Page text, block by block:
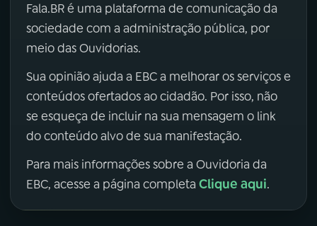
Fala.BR é uma plataforma de comunicação da
sociedade com a administração pública, por
meio das Ouvidorias.
Sua opinião ajuda a EBC a melhorar os serviços e
conteúdos ofertados ao cidadão. Por isso, não
se esqueça de incluir na sua mensagem o link
do conteúdo alvo de sua manifestação.
Para mais informações sobre a Ouvidoria da
EBC, acesse a página completa Clique aqui.